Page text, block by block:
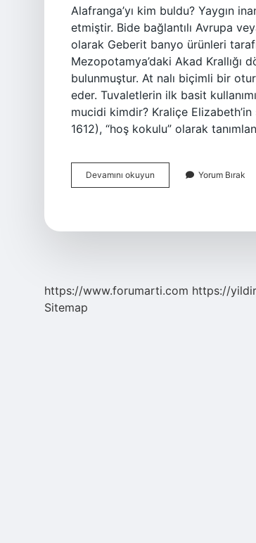
Alafranga’yı kim buldu? Yaygın
etmiştir. Bide bağlantılı Avrupa
olarak Geberit banyo ürünleri
Mezopotamya’daki Akad Krallığı
bulunmuştur. At nalı biçimli bir
eder. Tuvaletlerin ilk basit
mucidi kimdir? Kraliçe
1612), “hoş kokulu” olarak
Devamını okuyun Alafrangayı
Kim
Yorum Bırak
https://www.forumarti.com https://
Sitemap